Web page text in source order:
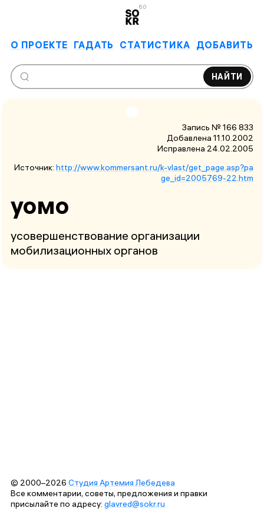
6.0
О ПРОЕКТЕ ГАДАТЬ СТАТИСТИКА ДОБАВИТЬ
НАЙТИ
Запись № 166 833
Добавлена 11.10.2002
Исправлена 24.02.2005
Источник: http://www.kommersant.ru/k-vlast/get_page.asp?pa
ge_id=2005769-22.htm
уомо
усовершенствование организации
мобилизационных органов
© 2000–2026 Студия Артемия Лебедева
Все комментарии, советы, предложения и правки
присылайте по адресу: glavred@sokr.ru